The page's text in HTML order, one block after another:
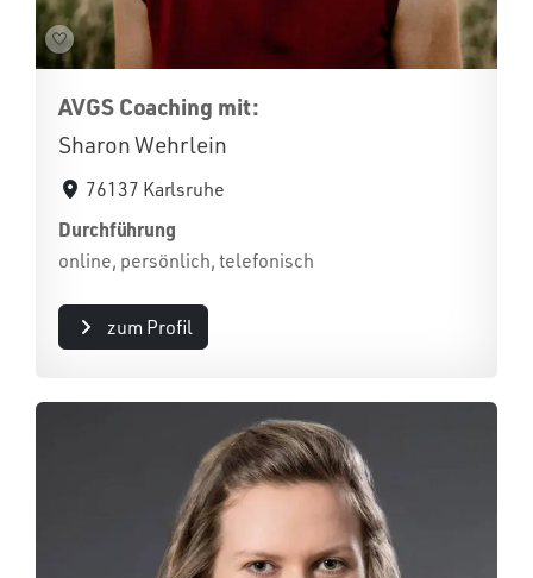
AVGS Coaching mit:
Sharon Wehrlein
76137 Karlsruhe
Durchführung
online, persönlich, telefonisch
zum Profil